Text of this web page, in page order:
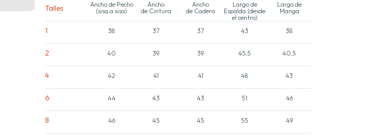
Talles
Ancho de Pecho
(sisa a sisa)
Ancho
de Cintura
Ancho
de Cadera
Largo de
Espalda (desde
el centro)
Largo de
Manga
1 38 37 37 43 38
2 40 39 39 45,5 40,5
4 42 41 41 48 43
6 44 43 43 51 46
8 46 45 45 55 49